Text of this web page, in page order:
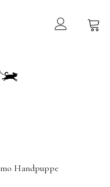
Handpuppe